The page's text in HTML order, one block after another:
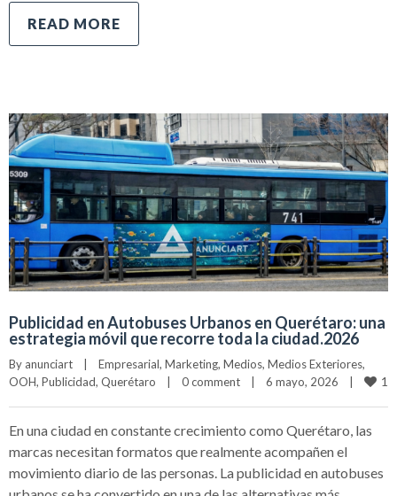
READ MORE
Publicidad en Autobuses Urbanos en Querétaro: una
estrategia móvil que recorre toda la ciudad.2026
By anunciart Empresarial, Marketing, Medios, Medios Exteriores
OOH, Publicidad, Querétaro 0 comment 6 mayo, 2026 1
En una ciudad en constante crecimiento como Querétaro, las
marcas necesitan formatos que realmente acompañen el
movimiento diario de las personas. La publicidad en autobuses